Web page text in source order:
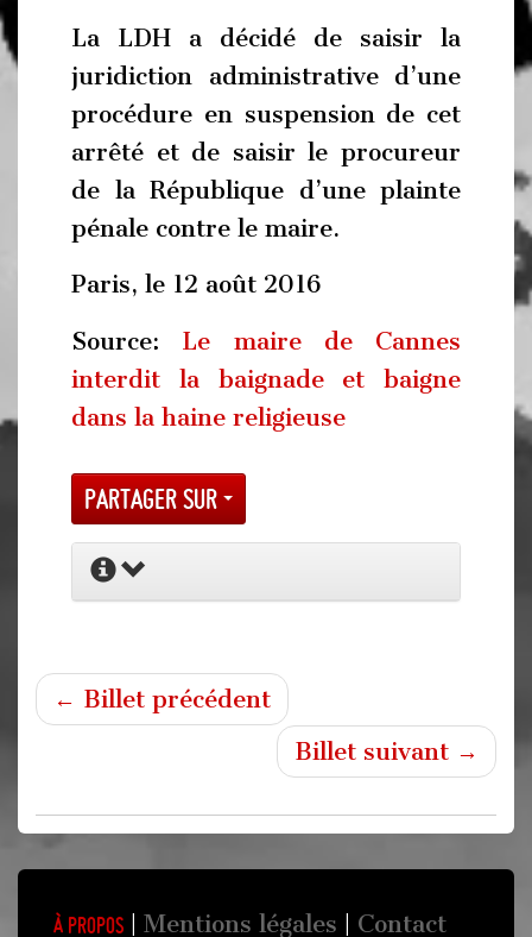
La LDH a décidé de saisir la
juridiction administrative d’une
procédure en suspension de cet
arrêté et de saisir le procureur
de la République d’une plainte
pénale contre le maire.
Paris, le 12 août 2016
Source: Le maire de Cannes
interdit la baignade et baigne
dans la haine religieuse
Partager sur
← Billet précédent
Billet suivant →
À propos Mentions légales Contact